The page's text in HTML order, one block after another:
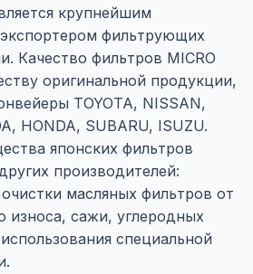
крупнейшим
фильтрующих
Качество фильтров MICRO
оригинальной продукции,
TOYOTA, NISSAN,
HONDA, SUBARU, ISUZU.
японских фильтров
производителей:
масляных фильтров от
износа, сажи, углеродных
специальной